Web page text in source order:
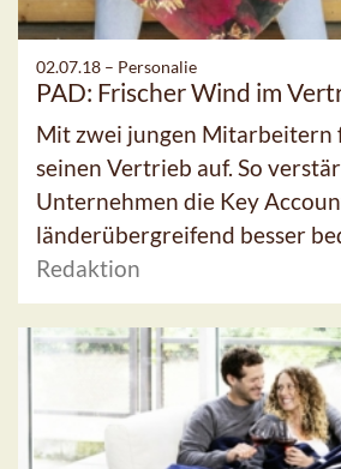
02.07.18 – Personalie
PAD: Frischer Wind im
Mit zwei jungen Mitarbeitern
seinen Vertrieb auf. So
Unternehmen die Key
länderübergreifend besser
Redaktion